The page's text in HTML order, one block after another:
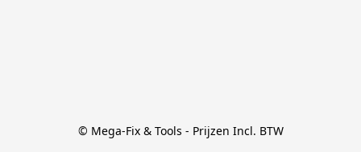
© Mega-Fix & Tools - Prijzen Incl. BTW